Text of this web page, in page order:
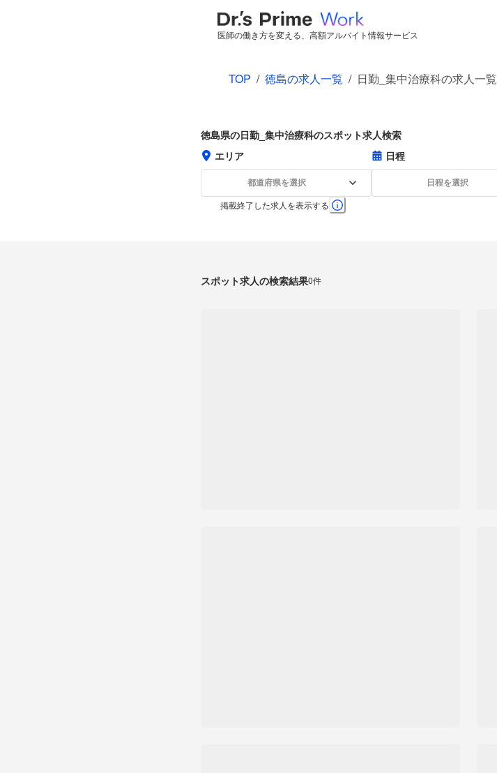
医師の働き方を変える、高額アルバイト情報サービス
TOP / 徳島の求人一覧 / 日勤_集中治療科の求人一覧
徳島県の日勤_集中治療科のスポット求人検索
エリア
都道府県を選択
日程
日程を選択
掲載終了した求人を表示する
スポット求人の検索結果0件